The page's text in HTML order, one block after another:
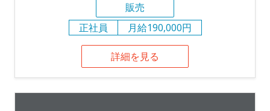
販売
正社員
月給190,000円
詳細を見る